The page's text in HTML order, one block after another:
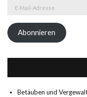
Adresse
Abonnieren
Betäuben und